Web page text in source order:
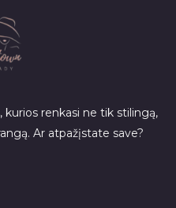
renkasi ne tik stilingą,
Ar atpažįstate save?